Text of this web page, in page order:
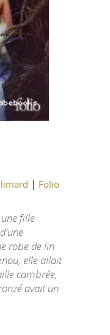
| Folio
fille
robe de lin
elle allait
cambrée,
avait un